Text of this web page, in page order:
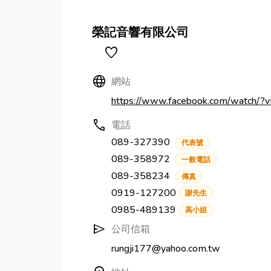
榮記音響有限公司
favorite
Language 網站
https://www.facebook.com/watch/
call 電話
089-327390
代表號
089-358972 一般電話
089-358234 傳真
0919-127200 謝先生
0985-489139 高小姐
send 公司信箱
rungji177@yahoo.com.tw